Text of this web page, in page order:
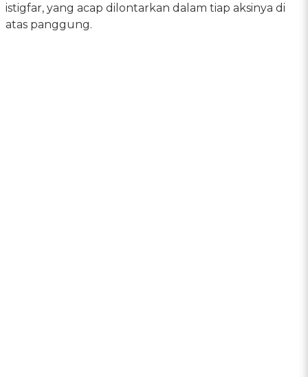
istigfar, yang acap dilontarkan dalam tiap aksinya di
atas panggung.